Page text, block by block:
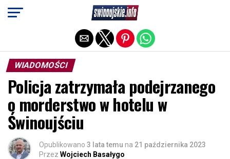
WIADOMOŚCI
Policja zatrzymała podejrzanego
o morderstwo w hotelu w
Świnoujściu
Opublikowano 3 lata temu na 21 października 2023
Przez Wojciech Basałygo
Exit mobile version